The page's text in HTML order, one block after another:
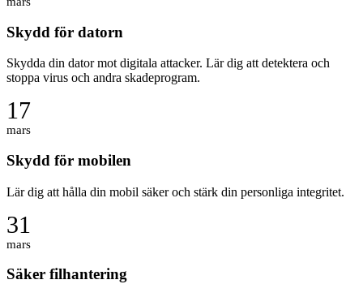
Skydd för datorn
Skydda din dator mot digitala attacker. Lär dig att detektera och
stoppa virus och andra skadeprogram.
17
mars
Skydd för mobilen
Lär dig att hålla din mobil säker och stärk din personliga integritet.
31
mars
Säker filhantering